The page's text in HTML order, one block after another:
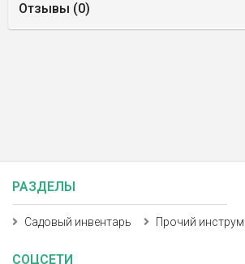
Отзывы (0)
РАЗДЕЛЫ
Садовый инвентарь Прочий
СОЦСЕТИ